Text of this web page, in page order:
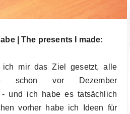
| The presents I made:
ich mir das Ziel gesetzt, alle
schon vor Dezember
und ich habe es tatsächlich
vorher habe ich Ideen für